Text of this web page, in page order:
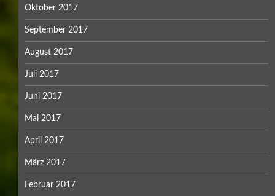
Oktober 2017
September 2017
August 2017
Juli 2017
Juni 2017
Mai 2017
April 2017
März 2017
Februar 2017